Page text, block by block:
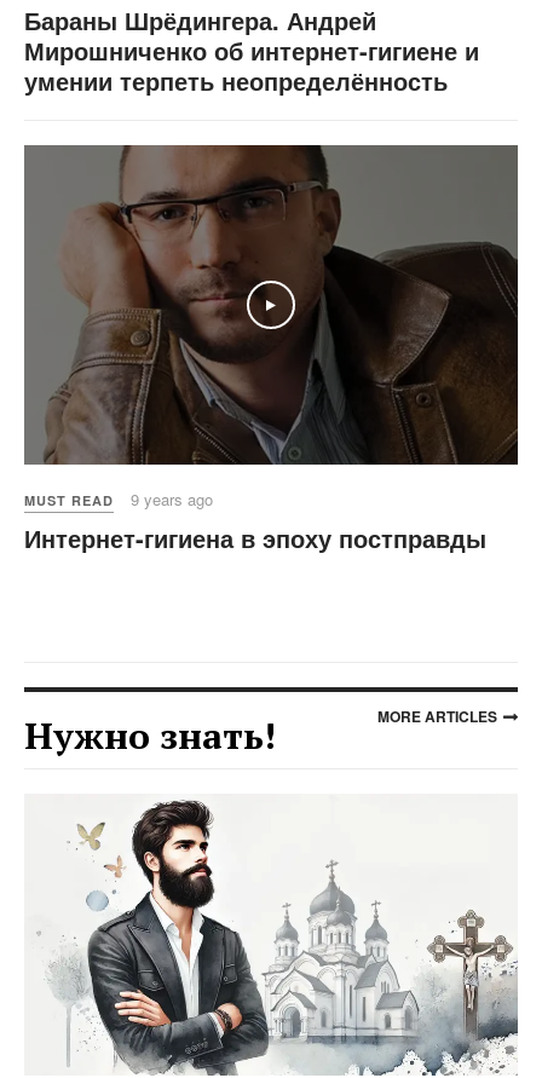
Бараны Шрёдингера. Андрей
Мирошниченко об интернет-гигиене и
умении терпеть неопределённость
Play
MUST READ 9 years ago
Интернет-гигиена в эпоху постправды
Нужно знать! MORE ARTICLES